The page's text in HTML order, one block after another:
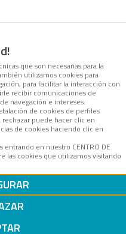
que son necesarias para la
utilizamos cookies para
para facilitar la interacción con
recibir comunicaciones de
navegación e intereses.
de cookies de perfiles
rechazar puede hacer clic en
de cookies haciendo clic en
en nuestro CENTRO DE
las cookies que utilizamos visitando